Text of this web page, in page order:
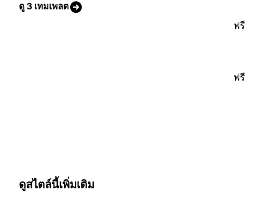
ดู 3 เทมเพลต
ฟรี
ฟรี
ดูสไตล์นี้เพิ่มเติม